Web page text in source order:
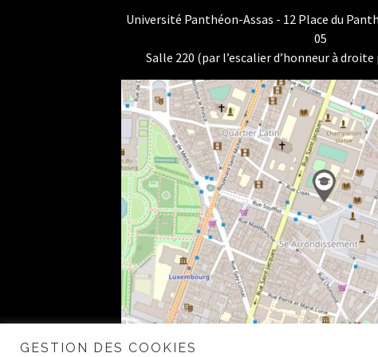
Université Panthéon-Assas - 12 Place du
05
Salle 220 (par l’escalier d’honneur à
GESTION DES COOKIES